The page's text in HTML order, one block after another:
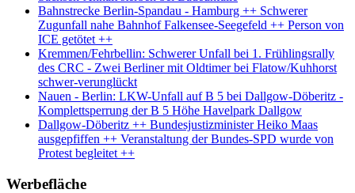
Bahnstrecke Berlin-Spandau - Hamburg ++ Schwerer
Zugunfall nahe Bahnhof Falkensee-Seegefeld ++ Person von
ICE getötet ++
Kremmen/Fehrbellin: Schwerer Unfall bei 1. Frühlingsrally
des CRC - Zwei Berliner mit Oldtimer bei Flatow/Kuhhorst
schwer-verunglückt
Nauen - Berlin: LKW-Unfall auf B 5 bei Dallgow-Döberitz -
Komplettsperrung der B 5 Höhe Havelpark Dallgow
Dallgow-Döberitz ++ Bundesjustizminister Heiko Maas
ausgepfiffen ++ Veranstaltung der Bundes-SPD wurde von
Protest begleitet ++
Werbefläche